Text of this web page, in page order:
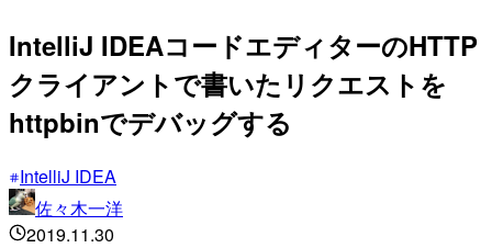
IntelliJ IDEAコードエディターのHTTP
クライアントで書いたリクエストを
httpbinでデバッグする
IntelliJ IDEA
佐々木一洋
2019.11.30